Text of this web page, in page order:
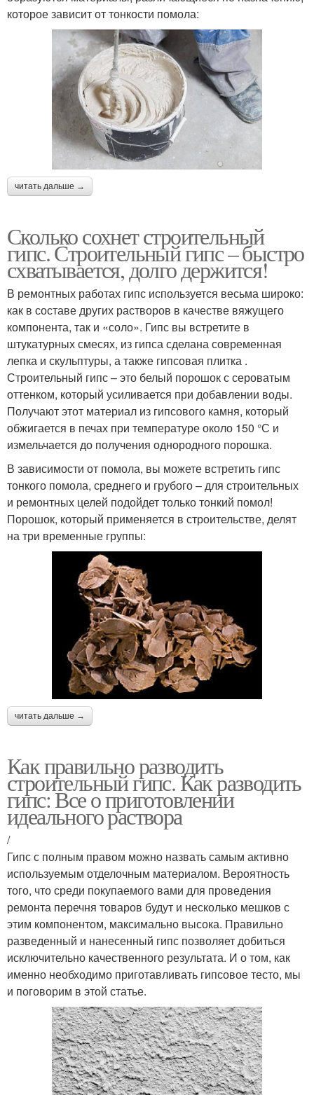
которое зависит от тонкости помола:
читать дальше →
Сколько сохнет строительный
гипс. Строительный гипс – быстро
схватывается, долго держится!
В ремонтных работах гипс используется весьма широко:
как в составе других растворов в качестве вяжущего
компонента, так и «соло». Гипс вы встретите в
штукатурных смесях, из гипса сделана современная
лепка и скульптуры, а также гипсовая плитка .
Строительный гипс – это белый порошок с сероватым
оттенком, который усиливается при добавлении воды.
Получают этот материал из гипсового камня, который
обжигается в печах при температуре около 150 °С и
измельчается до получения однородного порошка.
В зависимости от помола, вы можете встретить гипс
тонкого помола, среднего и грубого – для строительных
и ремонтных целей подойдет только тонкий помол!
Порошок, который применяется в строительстве, делят
на три временные группы:
читать дальше →
Как правильно разводить
строительный гипс. Как разводить
гипс: Все о приготовлении
идеального раствора
/
Гипс с полным правом можно назвать самым активно
используемым отделочным материалом. Вероятность
того, что среди покупаемого вами для проведения
ремонта перечня товаров будут и несколько мешков с
этим компонентом, максимально высока. Правильно
разведенный и нанесенный гипс позволяет добиться
исключительно качественного результата. И о том, как
именно необходимо приготавливать гипсовое тесто, мы
и поговорим в этой статье.